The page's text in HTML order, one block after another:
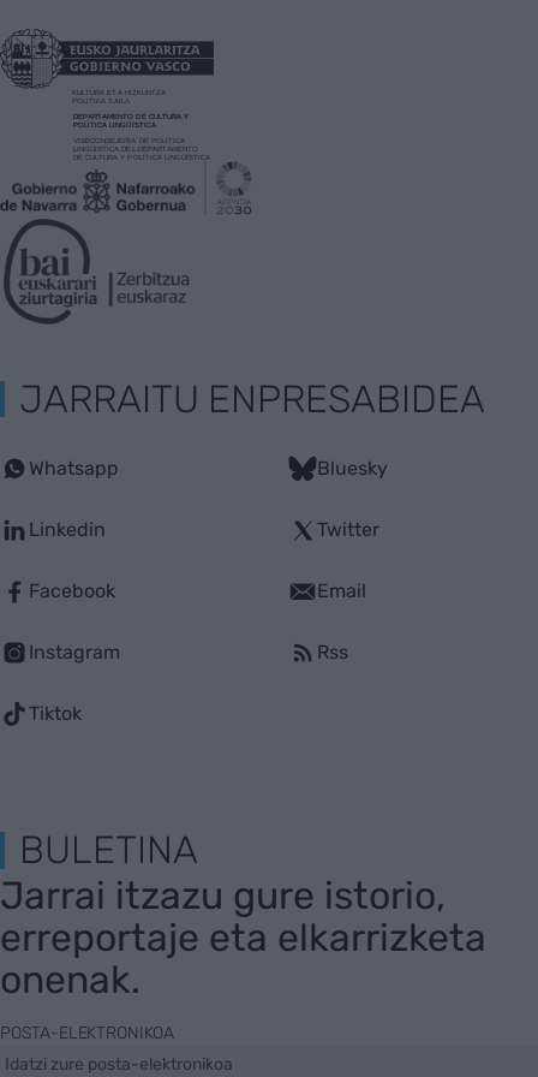
JARRAITU ENPRESABIDEA
Whatsapp
Linkedin
Facebook
Instagram
Tiktok
Bluesky
Twitter
Email
Rss
BULETINA
Jarrai itzazu gure istorio,
erreportaje eta elkarrizketa
onenak.
POSTA-ELEKTRONIKOA